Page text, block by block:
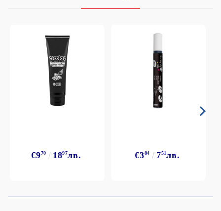
€970 1897лв. €384 751лв.